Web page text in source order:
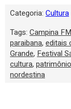
Categoria: Cultura
Tags: Campina
paraibana, editais
Grande, Festival
cultura,
nordestina